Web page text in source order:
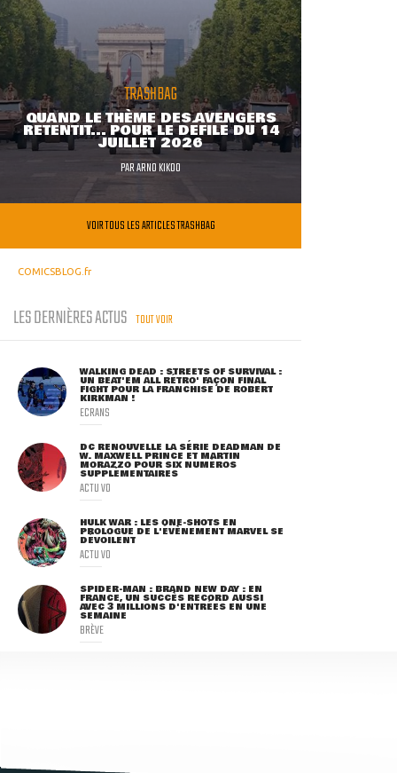
TRASHBAG
QUAND LE THÈME DES AVENGERS
RETENTIT... POUR LE DÉFILÉ DU 14
JUILLET 2026
PARARNO KIKOO
VOIR TOUS LES ARTICLES TRASHBAG
COMICSBLOG.fr
LES DERNIÈRES ACTUS TOUT VOIR
WALKING DEAD : STREETS OF SURVIVAL :
UN BEAT'EM ALL RÉTRO' FAÇON FINAL
FIGHT POUR LA FRANCHISE DE ROBERT
KIRKMAN !
ECRANS
DC RENOUVELLE LA SÉRIE DEADMAN DE
W. MAXWELL PRINCE ET MARTIN
MORAZZO POUR SIX NUMÉROS
SUPPLÉMENTAIRES
ACTU VO
HULK WAR : LES ONE-SHOTS EN
PROLOGUE DE L'ÉVÈNEMENT MARVEL SE
DÉVOILENT
ACTU VO
SPIDER-MAN : BRAND NEW DAY : EN
FRANCE, UN SUCCÈS RECORD AUSSI
AVEC 3 MILLIONS D'ENTRÉES EN UNE
SEMAINE
BRÈVE